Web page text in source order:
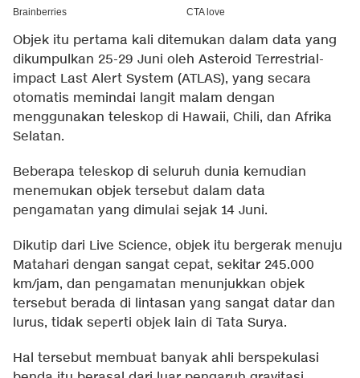
Objek itu pertama kali ditemukan dalam data yang
dikumpulkan 25-29 Juni oleh Asteroid Terrestrial-
impact Last Alert System (ATLAS), yang secara
otomatis memindai langit malam dengan
menggunakan teleskop di Hawaii, Chili, dan Afrika
Selatan.
Beberapa teleskop di seluruh dunia kemudian
menemukan objek tersebut dalam data
pengamatan yang dimulai sejak 14 Juni.
Dikutip dari Live Science, objek itu bergerak menuju
Matahari dengan sangat cepat, sekitar 245.000
km/jam, dan pengamatan menunjukkan objek
tersebut berada di lintasan yang sangat datar dan
lurus, tidak seperti objek lain di Tata Surya.
Hal tersebut membuat banyak ahli berspekulasi